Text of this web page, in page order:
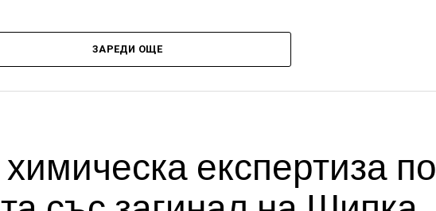
ЗАРЕДИ ОЩЕ
експертиза по